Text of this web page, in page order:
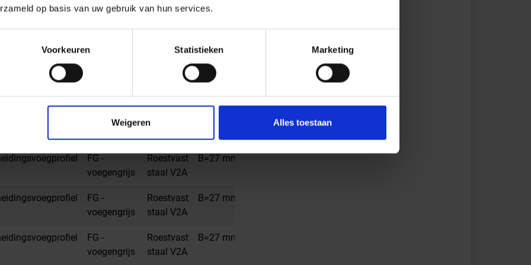
op basis van uw gebruik van hun services.
Voorkeuren Statistieken Marketing
Weigeren Alles toestaan
voegengrijs
staal V2A
voegengrijs
staal V2A
voegengrijs
Roestvast
staal V2A
B=27 mm L=2,5 m
Roestvast
H=18,5 mm L=2,5 m
FG -
voegengrijs
Roestvast
staal V2A
B=27 mm
FG -
voegengrijs
Roestvast
staal V2A
B=27 mm
FG -
voegengrijs
Roestvast
staal V2A
B=27 mm